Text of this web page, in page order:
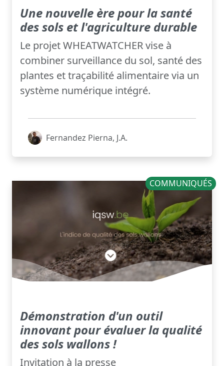
Une nouvelle ère pour la santé
des sols et l'agriculture durable
Le projet WHEATWATCHER vise à
combiner surveillance du sol, santé des
plantes et traçabilité alimentaire via un
système numérique intégré.
Fernandez Pierna, J.A.
COMMUNIQUÉS
Démonstration d'un outil
innovant pour évaluer la qualité
des sols wallons !
Invitation à la presse